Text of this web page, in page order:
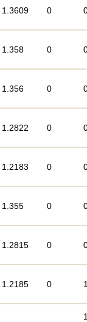
1.3609 0
1.358 0
1.356 0
1.2822 0
1.2183 0
1.355 0
1.2815 0
1.2185 0